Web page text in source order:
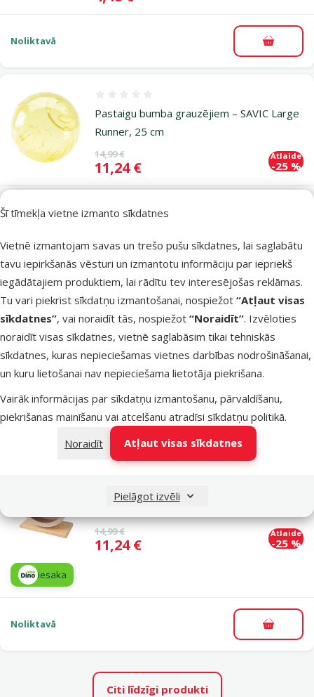
Šī tīmekļa vietne izmanto sīkdatnes
Vietnē izmantojam savas un trešo pušu sīkdatnes, lai saglabātu
tavu iepirkšanās vēsturi un izmantotu informāciju par iepriekš
iegādātajiem produktiem, lai rādītu tev interesējošas reklāmas.
Tu vari piekrist sīkdatņu izmantošanai, nospiežot “Atļaut visas
sīkdatnes”, vai noraidīt tās, nospiežot “Noraidīt”. Izvēloties
noraidīt visas sīkdatnes, vietnē saglabāsim tikai tehniskās
sīkdatnes, kuras nepieciešamas vietnes darbības nodrošināšanai,
un kuru lietošanai nav nepieciešama lietotāja piekrišana.
Vairāk informācijas par sīkdatņu izmantošanu, pārvaldīšanu,
piekrišanas mainīšanu vai atcelšanu atradīsi sīkdatņu politikā.
Noraidīt
Atļaut visas sīkdatnes
Pielāgot izvēli
Noliktavā
Pastaigu bumba grauzējiem – SAVIC Large
Runner, 25 cm
Oriģinālā cena
14,99 €
Cena
11,24 €
Atlaide
-25 %
Noliktavā
Ritenis grauzējiem (koka) – Epic Pet Toy S
15 cm
Atsauksmes 0%
Oriģinālā cena
11,99 €
Cena
8,98 € -25 %
iesaka
Noliktavā
Ritenis grauzējiem (koka) – Epic Pet Toy M
Oriģinālā cena
14,99 €
Cena
11,24 €
Atlaide
-25 %
iesaka
Noliktavā
Citi līdzīgi produkti